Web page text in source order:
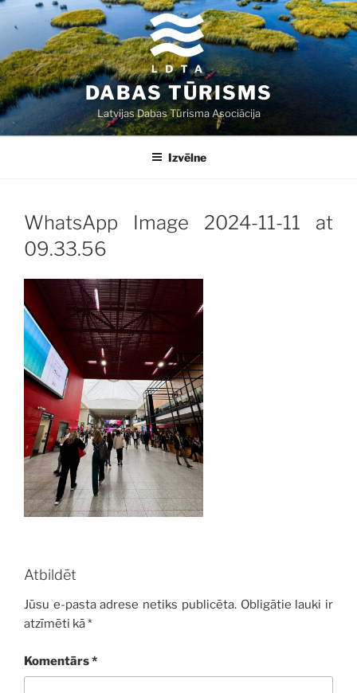
Doties
saturu
DABAS TŪRISMS
Latvijas Dabas Tūrisma Asociācija
Izvēlne
WhatsApp Image 2024-11-11 at
09.33.56
Atbildēt
Jūsu e-pasta adrese netiks publicēta. Obligātie lauki ir
atzīmēti kā*
Komentārs*